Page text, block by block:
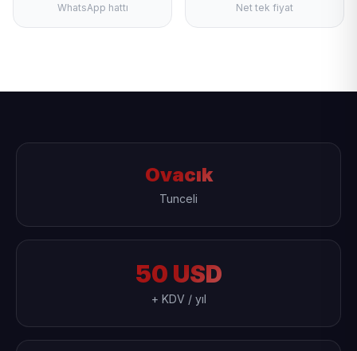
WhatsApp hattı
Net tek fiyat
Ovacık
Tunceli
50 USD
+ KDV / yıl